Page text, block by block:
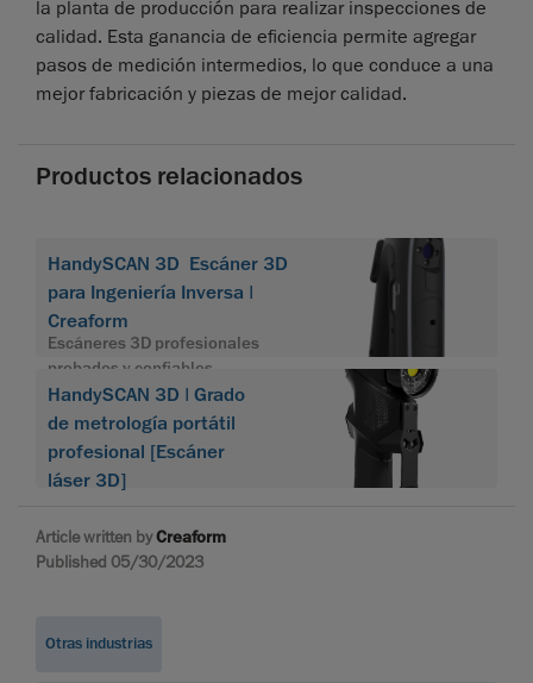
la planta de producción para realizar inspecciones de
calidad. Esta ganancia de eficiencia permite agregar
pasos de medición intermedios, lo que conduce a una
mejor fabricación y piezas de mejor calidad.
Productos relacionados
HandySCAN 3D Escáner 3D
para Ingeniería Inversa |
Creaform
Escáneres 3D profesionales
probados y confiables
HandySCAN 3D | Grado
de metrología portátil
profesional [Escáner
láser 3D]
Article written byCreaform
Published 05/30/2023
Otras industrias